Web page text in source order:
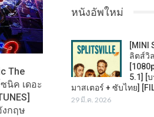
The
นิค เดอะ
งกฤษ
หนังอัพใหม่
[MINI
ลิตส์วิ
5.1] [
มาสเตอร์ + ซับไทย]
29 มี.ค. 2026